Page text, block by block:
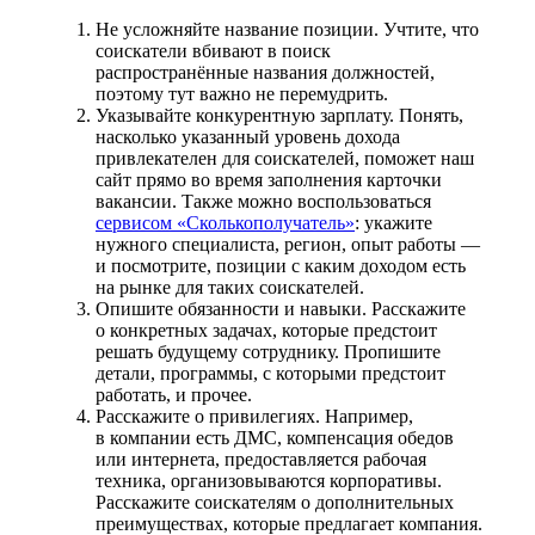
Не усложняйте название позиции. Учтите, что
соискатели вбивают в поиск
распространённые названия должностей,
поэтому тут важно не перемудрить.
Указывайте конкурентную зарплату. Понять,
насколько указанный уровень дохода
привлекателен для соискателей, поможет наш
сайт прямо во время заполнения карточки
вакансии. Также можно воспользоваться
сервисом «Сколькополучатель»: укажите
нужного специалиста, регион, опыт работы —
и посмотрите, позиции с каким доходом есть
на рынке для таких соискателей.
Опишите обязанности и навыки. Расскажите
о конкретных задачах, которые предстоит
решать будущему сотруднику. Пропишите
детали, программы, с которыми предстоит
работать, и прочее.
Расскажите о привилегиях. Например,
в компании есть ДМС, компенсация обедов
или интернета, предоставляется рабочая
техника, организовываются корпоративы.
Расскажите соискателям о дополнительных
преимуществах, которые предлагает компания.